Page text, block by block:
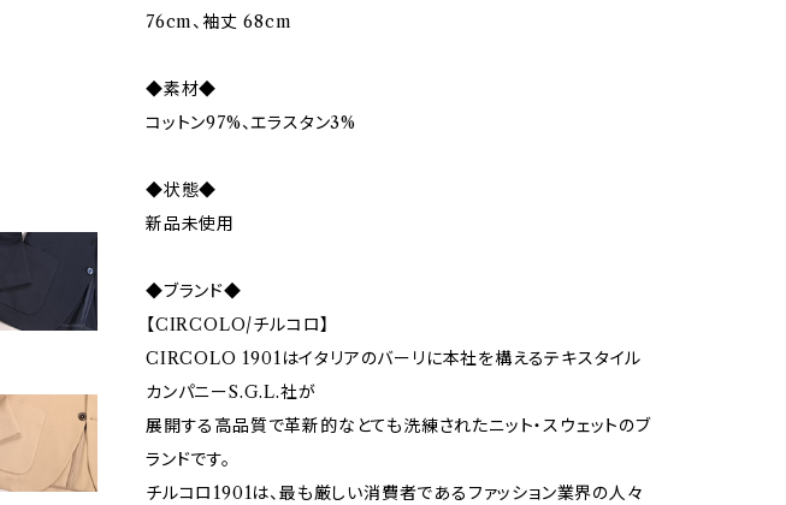
76cm、袖丈 68cm
◆素材◆
コットン97%、エラスタン3%
◆状態◆
新品未使用
◆ブランド◆
【CIRCOLO/チルコロ】
CIRCOLO 1901はイタリアのバーリに本社を構えるテキスタイル
カンパニーS.G.L.社が
展開する高品質で革新的なとても洗練されたニット・スウェットのブ
ランドです。
チルコロ1901は、最も厳しい消費者であるファッション業界の人々